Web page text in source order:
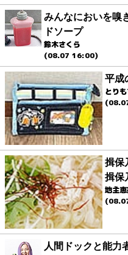
みんなにおいを嗅
ドソープ
鈴木さくら
(08.07 16:00)
平成
とり
揖保
揖保
地主
人間ドックと能力